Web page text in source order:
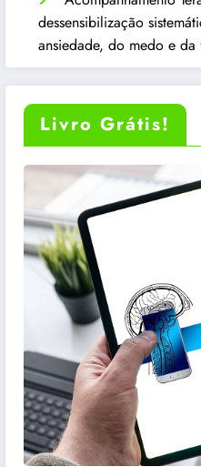
dessensibilização
ansiedade, do medo e da
Livro Grátis!